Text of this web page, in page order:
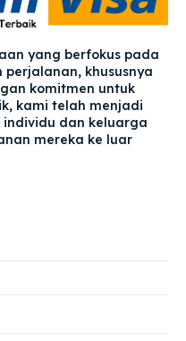
yang berfokus pada
khususnya
komitmen untuk
kami telah menjadi
dan keluarga
mereka ke luar